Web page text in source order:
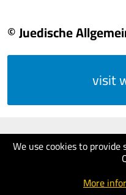
We use cookies to
More
© Juedische
visit